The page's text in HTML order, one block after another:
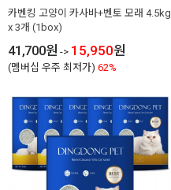
카벤킹 고양이 카사바+벤토 모래 4.5kg
x 3개 (1box)
41,700원 -> 15,950원
(멤버십 우주 최저가) 62%